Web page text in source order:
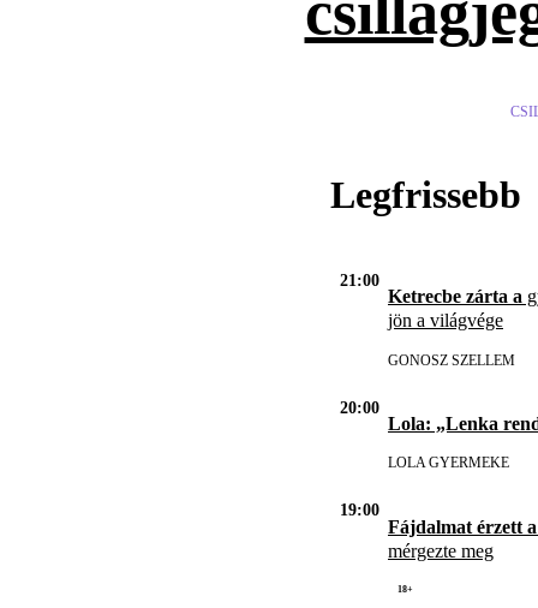
Legfrissebb
21:00
Ketrecbe zárta a
jön a világvége
GONOSZ SZELLEM
20:00
Lola: „Lenka
LOLA GYERMEKE
19:00
Fájdalmat érzett a
mérgezte meg
18+